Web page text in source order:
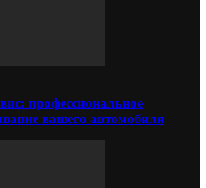
профессиональное
вашего автомобиля